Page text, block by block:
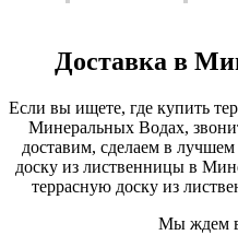
Доставка в
Если вы ищете, где купить
Минеральных Водах,
доставим, сделаем в
доску из лиственницы в
террасную доску из
Мы ждем